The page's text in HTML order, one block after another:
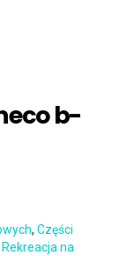
b-
, Części
Rekreacja na